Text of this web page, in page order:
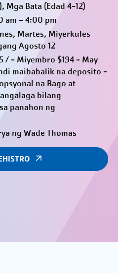
Mga Bata (Edad 4-12)
am – 4:00 pm
Martes, Miyerkules
Agosto 12
/ - Miyembro $194 - May
maibabalik na deposito -
na Bago at
bilang
panahon ng
ng Wade Thomas